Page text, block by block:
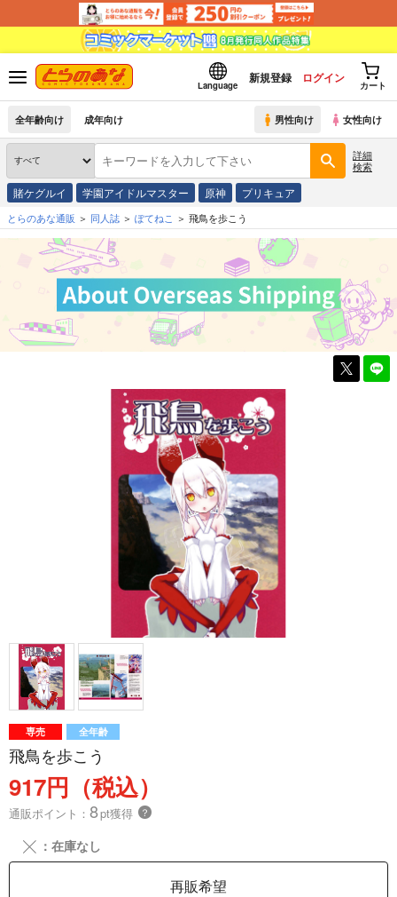
Language
新規登録 ログイン
カート
全年齢向け 成年向け 男性向け 女性向け
詳細
検索
賭ケグルイ 学園アイドルマスター 原神 プリキュア
とらのあな通販 同人誌 ぽてねこ 飛鳥を歩こう
専売 全年齢
飛鳥を歩こう
917円（税込）
通販ポイント： 8pt獲得 ？
╳ ：在庫なし
再販希望